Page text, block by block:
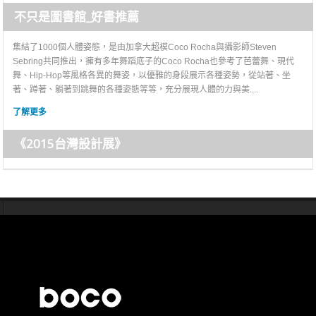
不只是圖書館_好書推薦
集結了1000個人體姿態，是由加拿大超模Coco Rocha與攝影師Steven
Sebring共同推出，擁有多年舞蹈底子的Coco Rocha也參考了芭蕾舞、現代
舞、Hip-Hop等風格各異的舞姿，以優雅的身段展示各種姿勢，從站著、坐
著、蹲著、躺著到跳舞的各種姿態等等，充分展現人體的力與美....
了解更多
《2015台灣設計展》